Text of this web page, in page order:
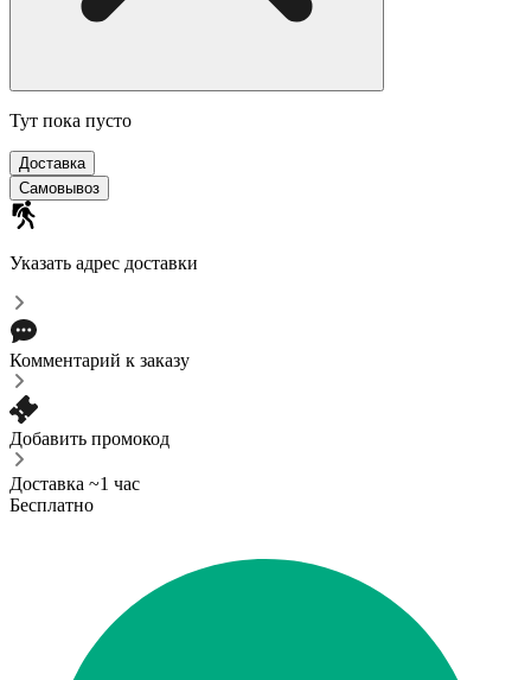
Тут пока пусто
Доставка
Самовывоз
Указать адрес доставки
Комментарий к заказу
Добавить промокод
Доставка ~1 час
Бесплатно